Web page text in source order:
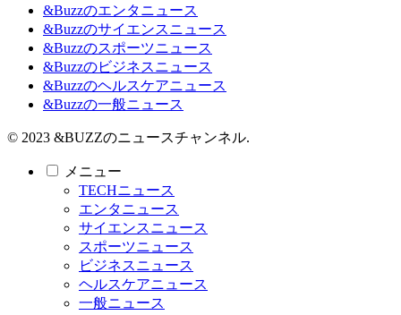
&Buzzのエンタニュース
&Buzzのサイエンスニュース
&Buzzのスポーツニュース
&Buzzのビジネスニュース
&Buzzのヘルスケアニュース
&Buzzの一般ニュース
© 2023 &BUZZのニュースチャンネル.
メニュー
TECHニュース
エンタニュース
サイエンスニュース
スポーツニュース
ビジネスニュース
ヘルスケアニュース
一般ニュース